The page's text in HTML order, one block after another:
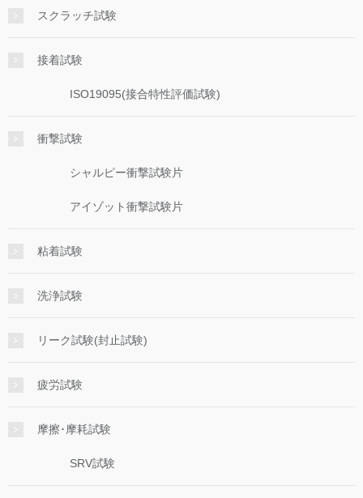
スクラッチ試験
接着試験
ISO19095(接合特性評価試験)
衝撃試験
シャルピー衝撃試験片
アイゾット衝撃試験片
粘着試験
洗浄試験
リーク試験(封止試験)
疲労試験
摩擦･摩耗試験
SRV試験